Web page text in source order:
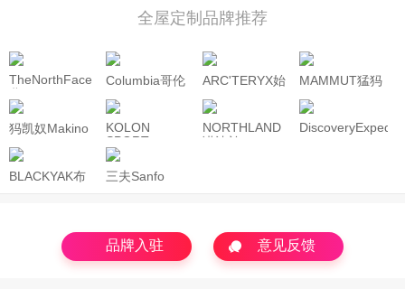
全屋定制品牌推荐
TheNorthFace
Columbia哥伦
比亚
ARC'TERYX始
祖鸟
MAMMUT猛犸
象
犸凯奴Makino
KOLON
SPORT
NORTHLAND
BLACKYAK布
三夫Sanfo
品牌入驻 意见反馈